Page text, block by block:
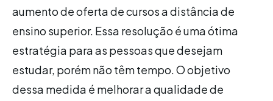
aumento de oferta de cursos a distância de
ensino superior. Essa resolução é uma ótima
estratégia para as pessoas que desejam
estudar, porém não têm tempo. O objetivo
dessa medida é melhorar a qualidade de